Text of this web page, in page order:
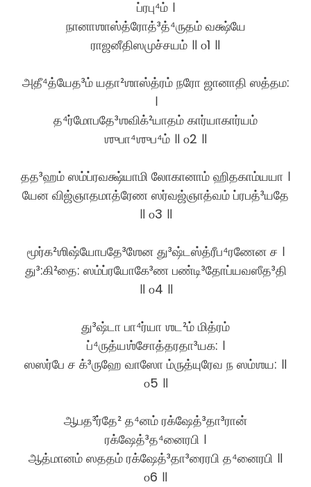
ப்ரபு⁴ம் ।
நானாஶாஸ்த்ரோத்³த்⁴ருதம் வக்ஷ்யே
ராஜனீதிஸமுச்சயம் ॥ ௦1 ॥
அதீ⁴த்யேத³ம் யதா²ஶாஸ்த்ரம் நரோ ஜானாதி ஸத்தம:
।
த⁴ர்மோபதே³ஶவிக்²யாதம் கார்யாகார்யம்
ஶுபா⁴ஶுப⁴ம் ॥ ௦2 ॥
தத³ஹம் ஸம்ப்ரவக்ஷ்யாமி லோகானாம் ஹிதகாம்யயா ।
யேன விஜ்ஞாதமாத்ரேண ஸர்வஜ்ஞாத்வம் ப்ரபத்³யதே
॥ ௦3 ॥
மூர்க²ஶிஷ்யோபதே³ஶேன து³ஷ்டஸ்த்ரீப⁴ரணேன ச ।
து³:கி²தை: ஸம்ப்ரயோகே³ண பண்டி³தோப்யவஸீத³தி
॥ ௦4 ॥
து³ஷ்டா பா⁴ர்யா ஶட²ம் மித்ரம்
ப்⁴ருத்யஶ்சோத்தரதா³யக: ।
ஸஸர்பே ச க்³ருஹே வாஸோ ம்ருத்யுரேவ ந ஸம்ஶய: ॥
௦5 ॥
ஆபத³ர்தே² த⁴னம் ரக்ஷேத்³தா³ரான்
ரக்ஷேத்³த⁴னைரபி ।
ஆத்மானம் ஸததம் ரக்ஷேத்³தா³ரைரபி த⁴னைரபி ॥
௦6 ॥